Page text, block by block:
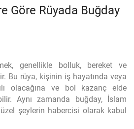
Göre Rüyada Buğday
genellikle bolluk, bereket ve
Bu rüya, kişinin iş hayatında veya
olacağına ve bol kazanç elde
Aynı zamanda buğday, İslam
şeylerin habercisi olarak kabul